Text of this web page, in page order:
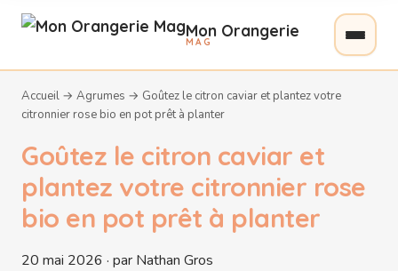
Mon Orangerie
MAG
Accueil → Agrumes → Goûtez le citron caviar et plantez votre
citronnier rose bio en pot prêt à planter
Goûtez le citron caviar et
plantez votre citronnier rose
bio en pot prêt à planter
20 mai 2026 · par Nathan Gros